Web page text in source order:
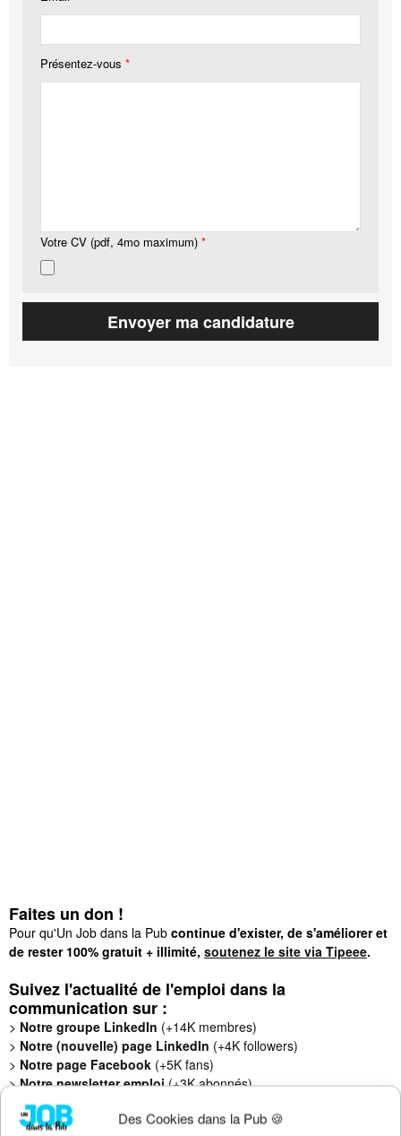
Des Cookies dans la Pub 🍪
Présentez-vous *
Votre CV (pdf, 4mo maximum) *
Faites un don !
Pour qu'Un Job dans la Pub continue d'exister, de s'améliorer et
de rester 100% gratuit + illimité, soutenez le site via Tipeee.
Suivez l'actualité de l'emploi dans la
communication sur :
> Notre groupe LinkedIn (+14K membres)
> Notre (nouvelle) page LinkedIn (+4K followers)
> Notre page Facebook (+5K fans)
>Notre newsletter emploi(+3K abonnés)
Notre compte Twitter